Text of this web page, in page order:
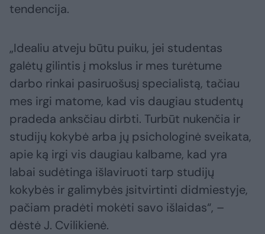
tendencija.
„Idealiu atveju būtu puiku, jei studentas
galėtų gilintis į mokslus ir mes turėtume
darbo rinkai pasiruošusį specialistą, tačiau
mes irgi matome, kad vis daugiau studentų
pradeda anksčiau dirbti. Turbūt nukenčia ir
studijų kokybė arba jų psichologinė sveikata,
apie ką irgi vis daugiau kalbame, kad yra
labai sudėtinga išlaviruoti tarp studijų
kokybės ir galimybės įsitvirtinti didmiestyje,
pačiam pradėti mokėti savo išlaidas“, –
dėstė J. Cvilikienė.